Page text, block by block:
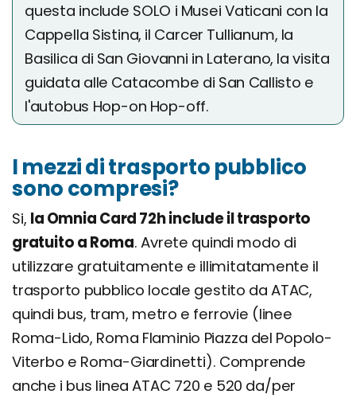
questa include SOLO i Musei Vaticani con la
Cappella Sistina, il Carcer Tullianum, la
Basilica di San Giovanni in Laterano, la visita
guidata alle Catacombe di San Callisto e
l'autobus Hop-on Hop-off.
I mezzi di trasporto pubblico
sono compresi?
Si, la Omnia Card 72h include il trasporto
gratuito a Roma. Avrete quindi modo di
utilizzare gratuitamente e illimitatamente il
trasporto pubblico locale gestito da ATAC,
quindi bus, tram, metro e ferrovie (linee
Roma-Lido, Roma Flaminio Piazza del Popolo-
Viterbo e Roma-Giardinetti). Comprende
anche i bus linea ATAC 720 e 520 da/per